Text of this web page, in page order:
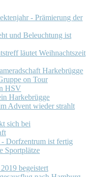
- Prämierung der
und Beleuchtung ist
läutet Weihnachtszeit
Harkebrügge
on Tour
HSV
Harkebrügge
Advent wieder strahlt
sich bei
Dorfzentrum ist fertig
Sportplätze
begeistert